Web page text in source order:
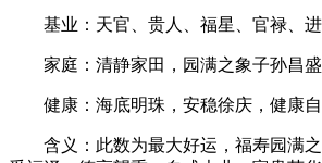
基业：天官、贵人、福星、官禄、进
家庭：清静家田，园满之象子孙昌盛
健康：海底明珠，安稳徐庆，健康自
含义：此数为最大好运，福寿园满之